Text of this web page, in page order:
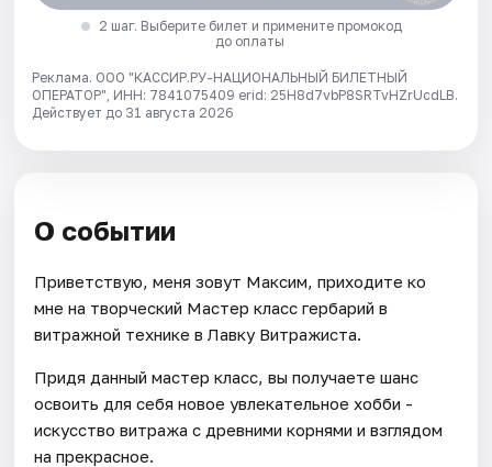
2 шаг. Выберите билет и примените промокод
до оплаты
Реклама. ООО "КАССИР.РУ-НАЦИОНАЛЬНЫЙ БИЛЕТНЫЙ
ОПЕРАТОР", ИНН: 7841075409 erid: 25H8d7vbP8SRTvHZrUcdLB.
Действует до 31 августа 2026
О событии
Приветствую, меня зовут Максим, приходите ко
мне на творческий Мастер класс гербарий в
витражной технике в Лавку Витражиста.
Придя данный мастер класс, вы получаете шанс
освоить для себя новое увлекательное хобби -
искусство витража с древними корнями и взглядом
на прекрасное.